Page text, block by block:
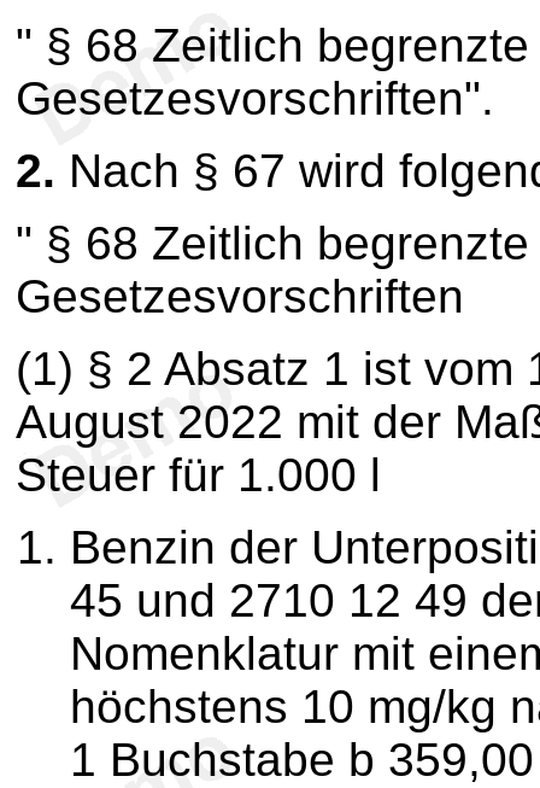
" § 68 Zeitlich
Gesetzesvorschriften".
2. Nach § 67 wird
" § 68 Zeitlich
Gesetzesvorschriften
(1) § 2 Absatz 1 ist vom
August 2022 mit der
Steuer für 1.000 l
Benzin der
45 und 2710 12 49
Nomenklatur mit
höchstens 10 mg/kg
1 Buchstabe b